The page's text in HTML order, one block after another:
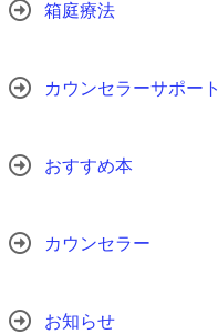
箱庭療法
カウンセラーサポート
おすすめ本
カウンセラー
お知らせ